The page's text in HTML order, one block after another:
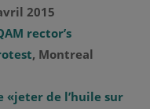
2015
rector’s
, Montreal
«jeter de l’huile sur